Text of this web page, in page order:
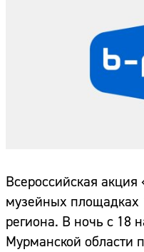
Всероссийская
музейных площадках
региона. В ночь с 18
Мурманской области